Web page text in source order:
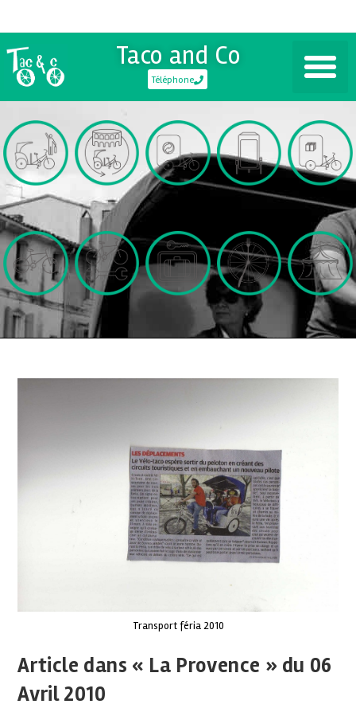
Taco and Co
Téléphone
Transport féria 2010
Article dans « La Provence » du 06
Avril 2010